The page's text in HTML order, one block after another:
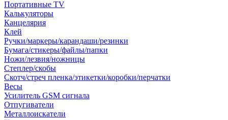
Портативные TV
Калькуляторы
Канцелярия
Клей
Ручки/маркеры/карандаши/резинки
Бумага/стикеры/файлы/папки
Ножи/лезвия/ножницы
Степлер/скобы
Скотч/стреч пленка/этикетки/коробки/перчатки
Весы
Усилитель GSM сигнала
Отпугиватели
Металлоискатели